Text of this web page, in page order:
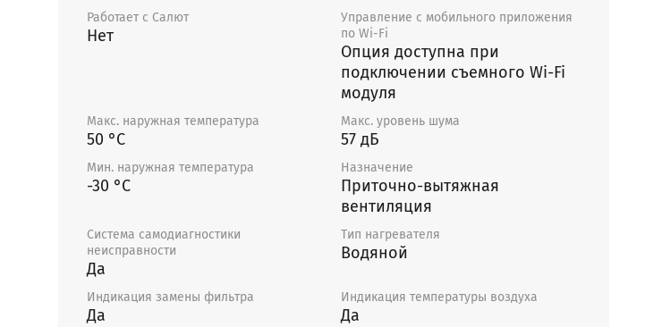
Работает с Салют
Нет
Управление c мобильного приложения
по Wi-Fi
Опция доступна при
подключении съемного Wi-Fi
модуля
Макс. наружная температура
50 °С
Макс. уровень шума
57 дБ
Мин. наружная температура
-30 °С
Назначение
Приточно-вытяжная
вентиляция
Система самодиагностики
неисправности
Да
Тип нагревателя
Водяной
Индикация замены фильтра
Да
Индикация температуры воздуха
Да